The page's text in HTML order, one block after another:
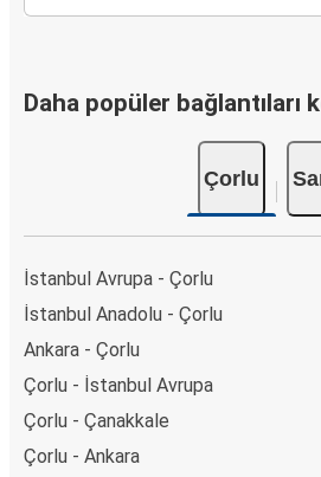
Daha popüler bağlantıları
Çorlu
İstanbul Avrupa - Çorlu
İstanbul Anadolu - Çorlu
Ankara - Çorlu
Çorlu - İstanbul Avrupa
Çorlu - Çanakkale
Çorlu - Ankara